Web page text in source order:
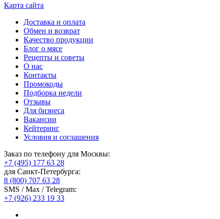
Карта сайта
Доставка и оплата
Обмен и возврат
Качество продукции
Блог о мясе
Рецепты и советы
О нас
Контакты
Промокоды
Подборка недели
Отзывы
Для бизнеса
Вакансии
Кейтеринг
Условия и соглашения
Заказ по телефону для Москвы:
+7 (495) 177 63 28
для Санкт-Петербурга:
8 (800) 707 63 28
SMS / Max / Telegram:
+7 (926) 233 19 33